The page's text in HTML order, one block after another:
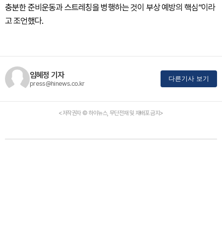
충분한 준비운동과 스트레칭을 병행하는 것이 부상 예방의 핵심”이라
고 조언했다.
임혜정 기자
press@hinews.co.kr
다른기사 보기
<저작권자 © 하이뉴스, 무단전재 및 재배포 금지>